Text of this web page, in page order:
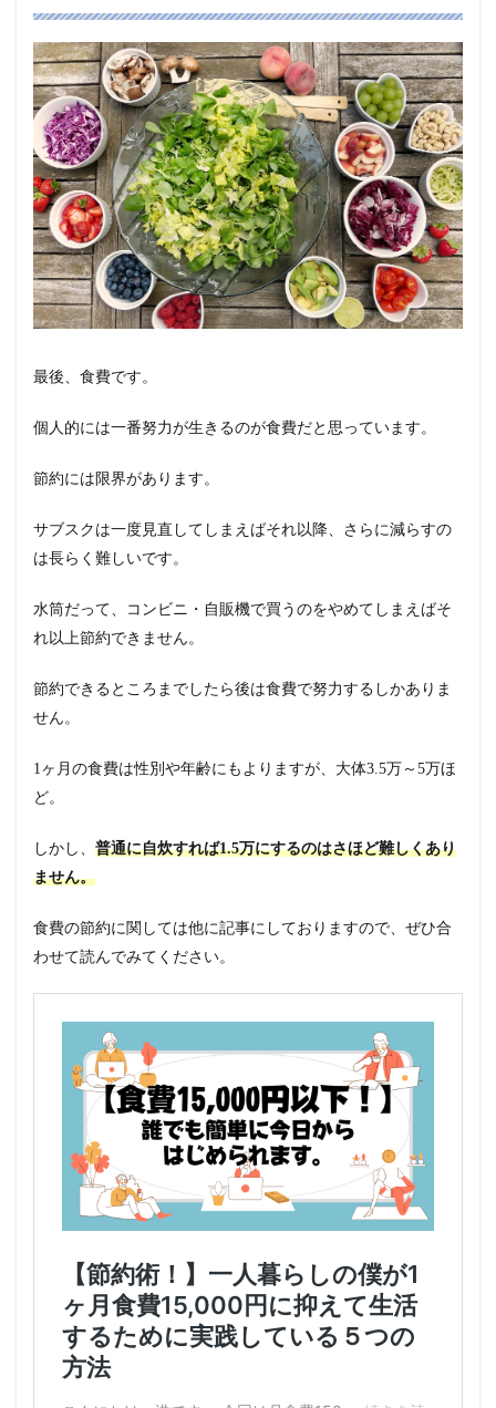
最後、食費です。
個人的には一番努力が生きるのが食費だと思っています。
節約には限界があります。
サブスクは一度見直してしまえばそれ以降、さらに減らすの
は長らく難しいです。
水筒だって、コンビニ・自販機で買うのをやめてしまえばそ
れ以上節約できません。
節約できるところまでしたら後は食費で努力するしかありま
せん。
1ヶ月の食費は性別や年齢にもよりますが、大体3.5万～5万ほ
ど。
しかし、 普通に自炊すれば1.5万にするのはさほど難しくあり
ません。
食費の節約に関しては他に記事にしておりますので、ぜひ合
わせて読んでみてください。